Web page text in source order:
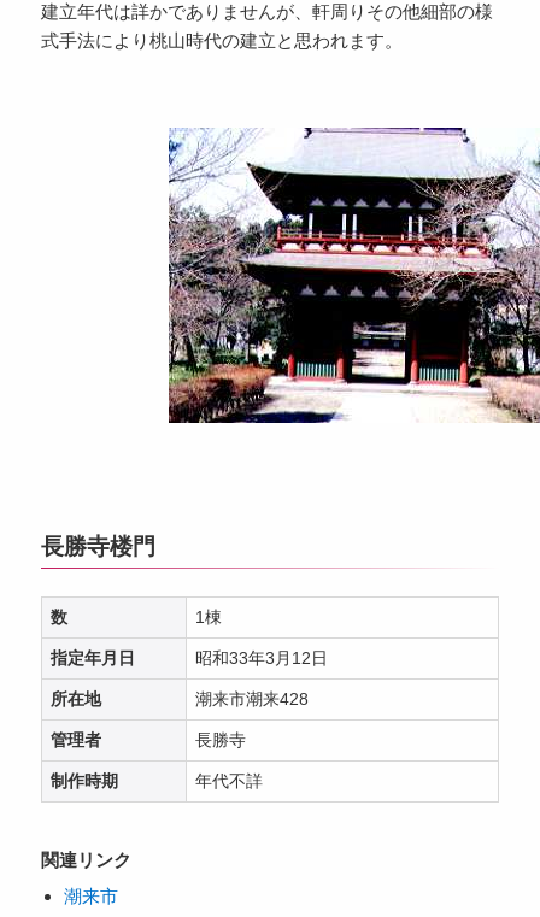
建立年代は詳かでありませんが、軒周りその他細部の様
式手法により桃山時代の建立と思われます。
長勝寺楼門
数 1棟
指定年月日 昭和33年3月12日
所在地 潮来市潮来428
管理者 長勝寺
制作時期 年代不詳
関連リンク
潮来市